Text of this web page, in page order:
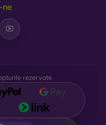
rezervate.